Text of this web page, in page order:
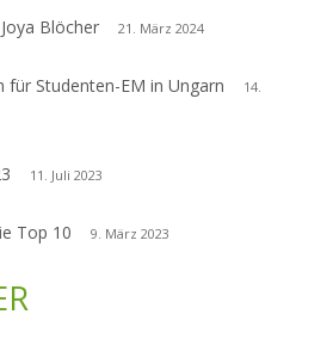
Blöcher 21. März 2024
für Studenten-EM in Ungarn
14.
11. Juli 2023
Top 10 9. März 2023